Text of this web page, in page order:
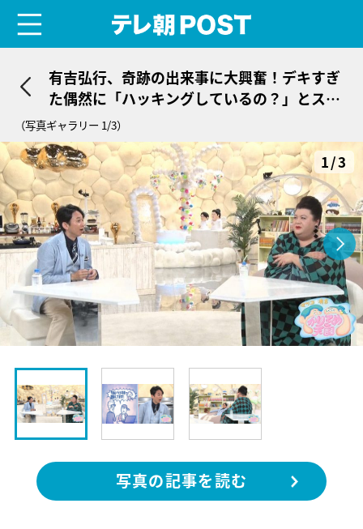
有吉弘行、奇跡の出来事に大興奮！デキすぎ
た偶然に「ハッキングしているの？」とスタ
ッフを疑う
（写真ギャラリー 1/3）
1/3
写真の記事を読む